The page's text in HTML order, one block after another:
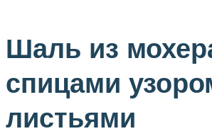
Шаль из
спицами
листьями